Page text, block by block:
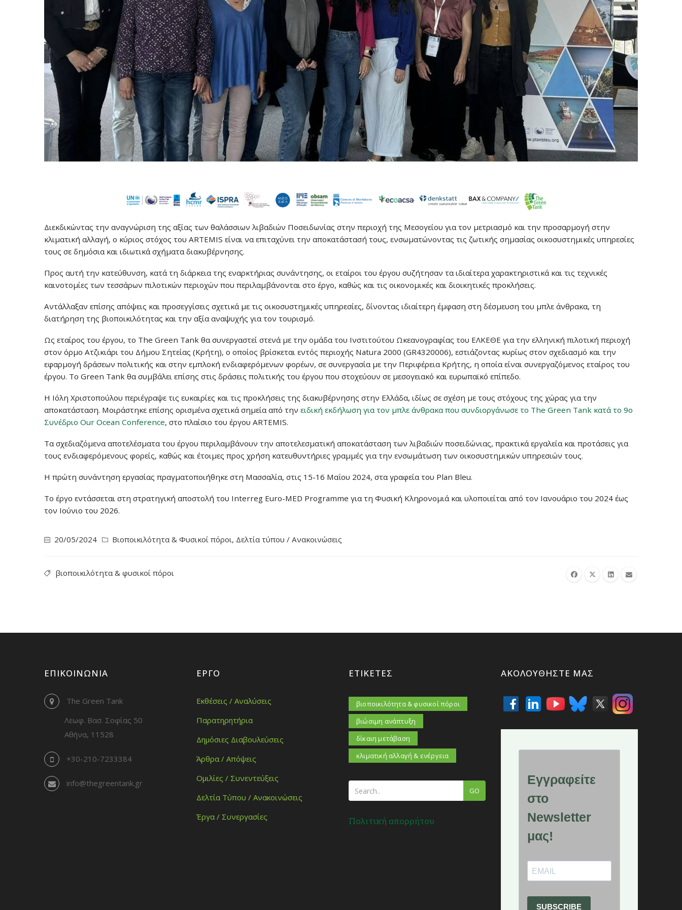
Διεκδικώντας την αναγνώριση της αξίας των θαλάσσιων λιβαδιών Ποσειδωνίας στην περιοχή της Μεσογείου για τον μετριασμό και την προσαρμογή στην
κλιματική αλλαγή, ο κύριος στόχος του ARTEMIS είναι να επιταχύνει την αποκατάστασή τους, ενσωματώνοντας τις ζωτικής σημασίας οικοσυστημικές υπηρεσίες
τους σε δημόσια και ιδιωτικά σχήματα διακυβέρνησης.
Προς αυτή την κατεύθυνση, κατά τη διάρκεια της εναρκτήριας συνάντησης, οι εταίροι του έργου συζήτησαν τα ιδιαίτερα χαρακτηριστικά και τις τεχνικές
καινοτομίες των τεσσάρων πιλοτικών περιοχών που περιλαμβάνονται στο έργο, καθώς και τις οικονομικές και διοικητικές προκλήσεις.
Αντάλλαξαν επίσης απόψεις και προσεγγίσεις σχετικά με τις οικοσυστημικές υπηρεσίες, δίνοντας ιδιαίτερη έμφαση στη δέσμευση του μπλε άνθρακα, τη
διατήρηση της βιοποικιλότητας και την αξία αναψυχής για τον τουρισμό.
Ως εταίρος του έργου, το The Green Tank θα συνεργαστεί στενά με την ομάδα του Ινστιτούτου Ωκεανογραφίας του ΕΛΚΕΘΕ για την ελληνική πιλοτική περιοχή
στον όρμο Ατζικιάρι του Δήμου Σητείας (Κρήτη), ο οποίος βρίσκεται εντός περιοχής Natura 2000 (GR4320006), εστιάζοντας κυρίως στον σχεδιασμό και την
εφαρμογή δράσεων πολιτικής και στην εμπλοκή ενδιαφερόμενων φορέων, σε συνεργασία με την Περιφέρεια Κρήτης, η οποία είναι συνεργαζόμενος εταίρος του
έργου. Το Green Tank θα συμβάλει επίσης στις δράσεις πολιτικής του έργου που στοχεύουν σε μεσογειακό και ευρωπαϊκό επίπεδο.
Η Ιόλη Χριστοπούλου περιέγραψε τις ευκαιρίες και τις προκλήσεις της διακυβέρνησης στην Ελλάδα, ιδίως σε σχέση με τους στόχους της χώρας για την
αποκατάσταση. Μοιράστηκε επίσης ορισμένα σχετικά σημεία από την ειδική εκδήλωση για τον μπλε άνθρακα που συνδιοργάνωσε το The Green Tank κατά το 9ο
Συνέδριο Our Ocean Conference, στο πλαίσιο του έργου ARTEMIS.
Τα σχεδιαζόμενα αποτελέσματα του έργου περιλαμβάνουν την αποτελεσματική αποκατάσταση των λιβαδιών ποσειδώνιας, πρακτικά εργαλεία και προτάσεις για
τους ενδιαφερόμενους φορείς, καθώς και έτοιμες προς χρήση κατευθυντήριες γραμμές για την ενσωμάτωση των οικοσυστημικών υπηρεσιών τους.
Η πρώτη συνάντηση εργασίας πραγματοποιήθηκε στη Μασσαλία, στις 15-16 Μαΐου 2024, στα γραφεία του Plan Bleu.
Το έργο εντάσσεται στη στρατηγική αποστολή του Interreg Euro-MED Programme για τη Φυσική Κληρονομιά και υλοποιείται από τον Ιανουάριο του 2024 έως
τον Ιούνιο του 2026.
20/05/2024 Βιοποικιλότητα & Φυσικοί πόροι, Δελτία τύπου / Ανακοινώσεις
βιοποικιλότητα & φυσικοί πόροι
ΕΠΙΚΟΙΝΩΝΊΑ
The Green Tank
Λεωφ. Βασ. Σοφίας 50
Αθήνα, 11528
+30-210-7233384
info@thegreentank.gr
ΈΡΓΟ
Εκθέσεις / Αναλύσεις
Παρατηρητήρια
Δημόσιες Διαβουλεύσεις
Άρθρα / Απόψεις
Ομιλίες / Συνεντεύξεις
Δελτία Τύπου / Ανακοινώσεις
Έργα / Συνεργασίες
ΕΤΙΚΈΤΕΣ
βιοποικιλότητα & φυσικοί πόροι
βιώσιμη ανάπτυξη
δίκαιη μετάβαση
κλιματική αλλαγή & ενέργεια
GO
Πολιτική απορρήτου
ΑΚΟΛΟΥΘΉΣΤΕ ΜΑΣ